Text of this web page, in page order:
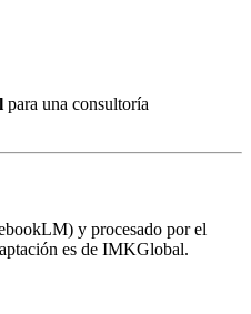
para una consultoría
y procesado por el
es de IMKGlobal.